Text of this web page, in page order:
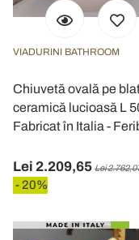
VIADURINI BATHROOM
Chiuvetă ovală pe
ceramică lucioasă L
Fabricat în Italia -
Lei 2.209,65 Lei
- 20%